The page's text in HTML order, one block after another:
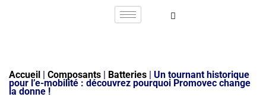
Accueil | Composants | Batteries | Un tournant historique
pour l’e-mobilité : découvrez pourquoi Promovec change
la donne !